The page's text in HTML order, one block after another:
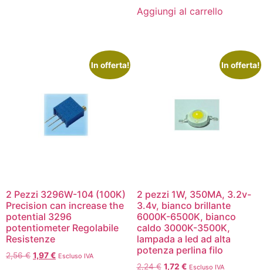
Aggiungi al carrello
In offerta!
2 Pezzi 3296W-104 (100K)
Precision can increase the
potential 3296
potentiometer Regolabile
Resistenze
2,56€ 1,97€ Escluso IVA
In offerta!
2 pezzi 1W, 350MA, 3.2v-
3.4v, bianco brillante
6000K-6500K, bianco
caldo 3000K-3500K,
lampada a led ad alta
potenza perlina filo
2,24€ 1,72 € Escluso IVA